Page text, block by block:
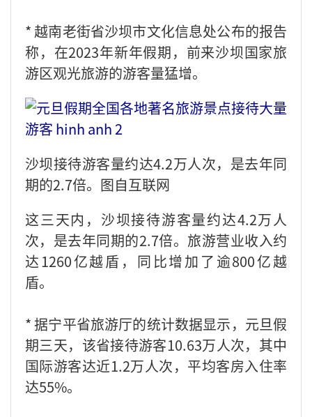
* 越南老街省沙坝市文化信息处公布的报告
称，在2023年新年假期，前来沙坝国家旅
游区观光旅游的游客量猛增。
沙坝接待游客量约达4.2万人次，是去年同
期的2.7倍。图自互联网
这三天内，沙坝接待游客量约达4.2万人
次，是去年同期的2.7倍。旅游营业收入约
达1260亿越盾，同比增加了逾800亿越
盾。
* 据宁平省旅游厅的统计数据显示，元旦假
期三天，该省接待游客10.63万人次，其中
国际游客达近1.2万人次，平均客房入住率
达55%。